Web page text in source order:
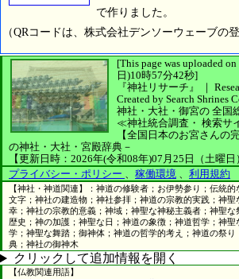
で作りました。
（QRコードは、株式会社デンソーウェーブの
[This page was uploaded
日)10時57分42秒]
『神社リサーチ』 ｜
Created by Search Shrines
神社・大社・御宮の 全国
≪神社統合調査・ 検索サ
【全国日本のお宮さんの
の神社・大社・宮殿辞典－
【更新日時：2026年(令和08年)07月25日（土曜日
プライバシー・ポリシー 、 稼働環境 、 利用規約
【神社・神道関連】：神道の修験者；お伊勢参り；伝統
文字；神社の建造物；神社参拝；神道の宗教的実践；神
幸；神社の宗教的意義；神域；神聖な神秘主義者；神聖
歴史；神の加護；神聖な日；神道の象徴；神道哲学；神
学；神聖な舞踏；御神体；神道の哲学的考え；神道の祭
典；神社の御神木
クリックして追加情報を開く
【仏教関連用語】